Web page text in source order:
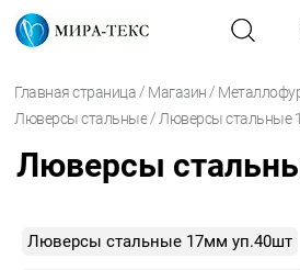
Главная страница / Магазин /
Люверсы стальные / Люверсы стальные
Люверсы
Люверсы стальные 17мм уп.40шт